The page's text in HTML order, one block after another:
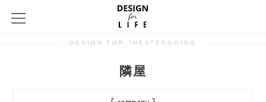
DESIGN FOR THEATERGOING
隣屋